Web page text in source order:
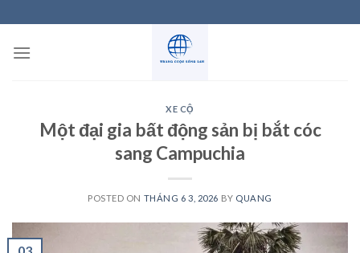
to
content
XE CỘ
Một đại gia bất động sản bị bắt cóc
sang Campuchia
POSTED ON THÁNG 6 3, 2026 BY QUANG